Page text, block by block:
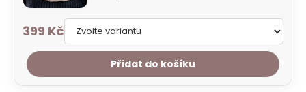
399 Kč
Přidat do košíku